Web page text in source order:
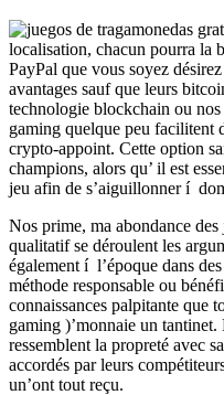
localisation, chacun pourra la
PayPal que vous soyez
avantages sauf que leurs
technologie blockchain ou
gaming quelque peu facilitent
crypto-appoint. Cette option
champions, alors qu’ il est
jeu afin de s’aiguillonner í
Nos prime, ma abondance
qualitatif se déroulent les
également í l’époque dans
méthode responsable ou
connaissances palpitante que
gaming )’monnaie un
ressemblent la propreté avec
accordés par leurs
un’ont tout reçu.